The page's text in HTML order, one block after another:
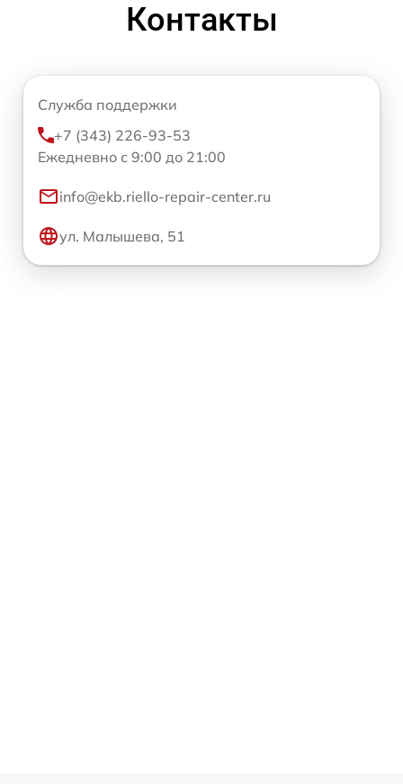
Контакты
Служба поддержки
+7 (343) 226-93-53
Ежедневно с 9:00 до 21:00
info@ekb.riello-repair-center.ru
ул. Малышева, 51